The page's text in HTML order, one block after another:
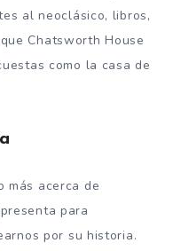
al neoclásico, libros,
Chatsworth House
como la casa de
más acerca de
para
por su historia.